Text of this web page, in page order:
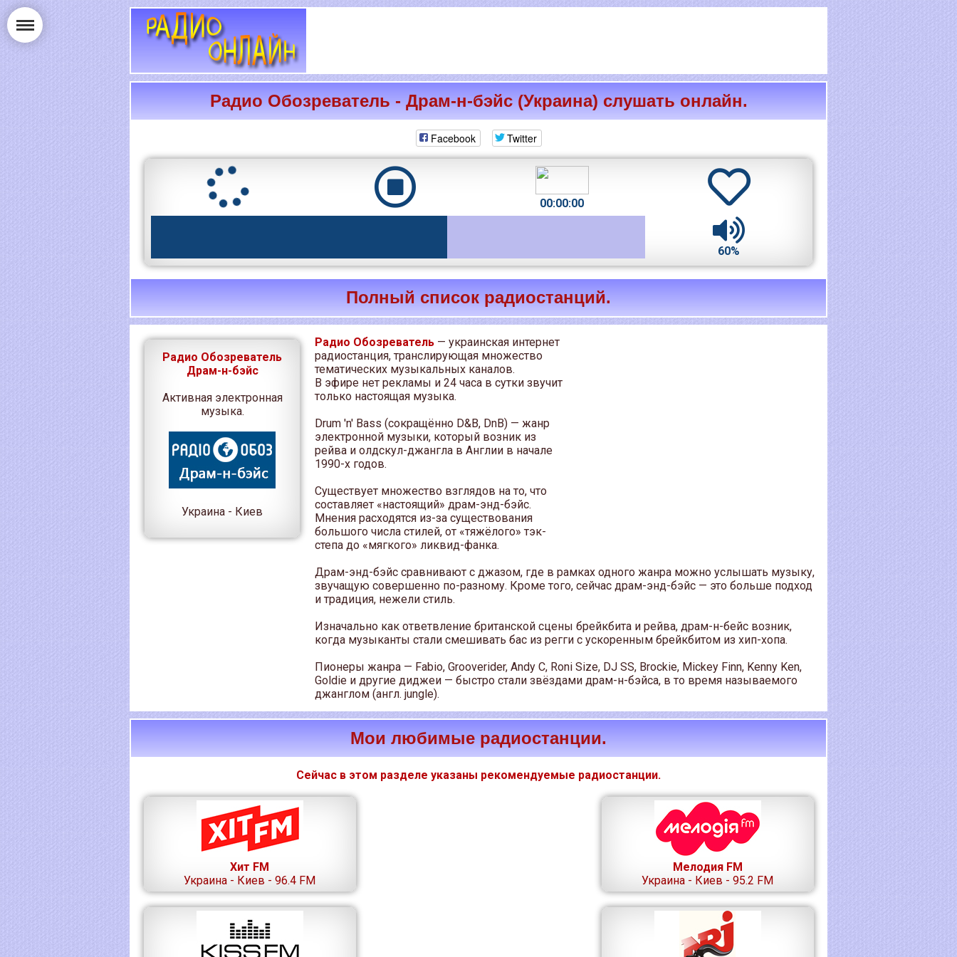
РАДИО ОНЛАЙН
Радио Обозреватель - Драм-н-бэйс (Украина) слушать онлайн.
Facebook Twitter
00:00:00
60%
Полный список радиостанций.
Радио Обозреватель
Драм-н-бэйс
Активная электронная
музыка.
Украина - Киев
Радио Обозреватель — украинская интернет
радиостанция, транслирующая множество
тематических музыкальных каналов.
В эфире нет рекламы и 24 часа в сутки звучит
только настоящая музыка.
Drum 'n' Bass (сокращённо D&B, DnB) — жанр
электронной музыки, который возник из
рейва и олдскул-джангла в Англии в начале
1990-х годов.
Существует множество взглядов на то, что
составляет «настоящий» драм-энд-бэйс.
Мнения расходятся из-за существования
большого числа стилей, от «тяжёлого» тэк-
степа до «мягкого» ликвид-фанка.
Драм-энд-бэйс сравнивают с джазом, где в рамках одного жанра можно услышать музыку,
звучащую совершенно по-разному. Кроме того, сейчас драм-энд-бэйс — это больше подход
и традиция, нежели стиль.
Изначально как ответвление британской сцены брейкбита и рейва, драм-н-бейс возник,
когда музыканты стали смешивать бас из регги с ускоренным брейкбитом из хип-хопа.
Пионеры жанра — Fabio, Grooverider, Andy C, Roni Size, DJ SS, Brockie, Mickey Finn, Kenny Ken,
Goldie и другие диджеи — быстро стали звёздами драм-н-бэйса, в то время называемого
джанглом (англ. jungle).
Мои любимые радиостанции.
Сейчас в этом разделе указаны рекомендуемые радиостанции.
Хит FM
Украина - Киев - 96.4 FM
Мелодия FM
Украина - Киев - 95.2 FM